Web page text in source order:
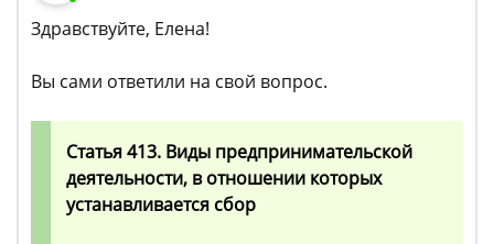
Здравствуйте, Елена!
Вы сами ответили на свой вопрос.
Статья 413. Виды предпринимательской
деятельности, в отношении которых
устанавливается сбор